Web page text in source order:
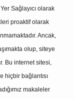
Sağlayıcı olarak
proaktif olarak
Ancak,
olup, siteye
Bu internet sitesi,
hiçbir bağlantısı
makaleler